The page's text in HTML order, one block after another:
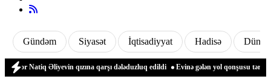
Gündəm Siyasət İqtisadiyyat Hadisə Dünya
Natiq Əliyevin qızına qarşı dələduzluq edildi Evinə gələn yol qonşusu tərəfindən